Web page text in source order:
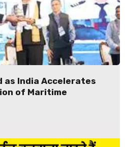
as India Accelerates
of Maritime